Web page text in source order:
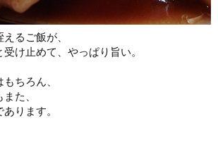
るご飯が、
け止めて、やっぱり旨い。
ちろん、
た、
ります。